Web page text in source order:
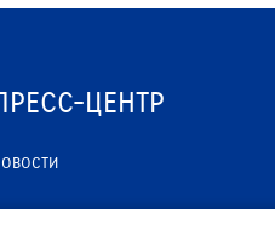
ЦЕНТР